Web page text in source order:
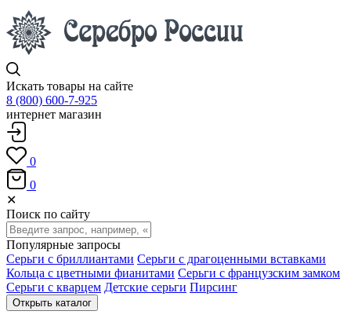
Искать товары на сайте
8 (800) 600-7-925
интернет магазин
0
0
✕
Поиск по сайту
Популярные запросы
Серьги с бриллиантами Серьги с драгоценными вставками
Кольца с цветными фианитами Серьги с французским замком
Серьги с кварцем Детские серьги Пирсинг
Открыть каталог